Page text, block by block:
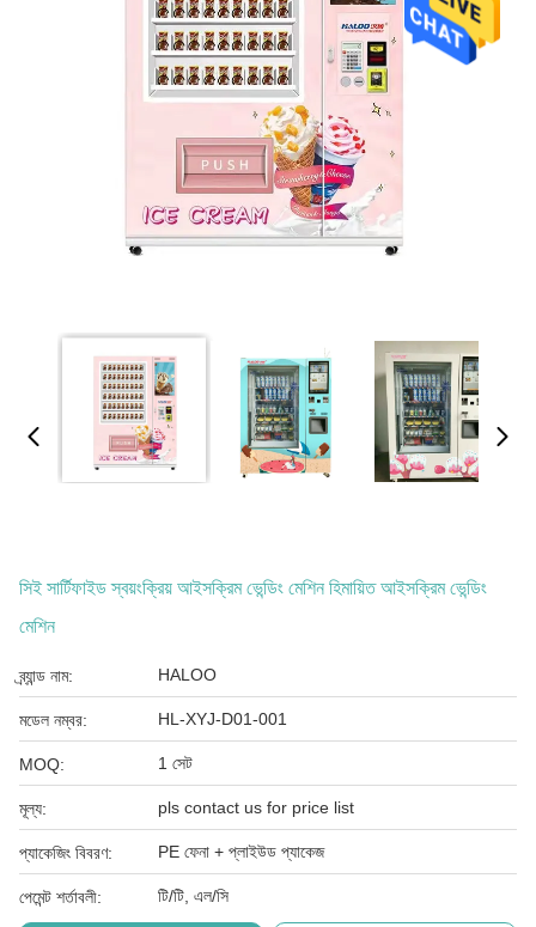
সিই সার্টিফাইড স্বয়ংক্রিয় আইসক্রিম ভেন্ডিং মেশিন হিমায়িত আইসক্রিম ভেন্ডিং
মেশিন
ব্র্যান্ড নাম: HALOO
মডেল নম্বর: HL-XYJ-D01-001
MOQ: 1 সেট
মূল্য: pls contact us for price list
প্যাকেজিং বিবরণ: PE ফেনা + প্লাইউড প্যাকেজ
পেমেন্ট শর্তাবলী: টি/টি, এল/সি